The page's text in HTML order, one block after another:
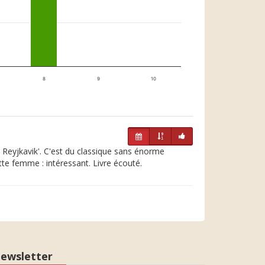
8 9 10
C'est du classique sans énorme
femme : intéressant. Livre écouté.